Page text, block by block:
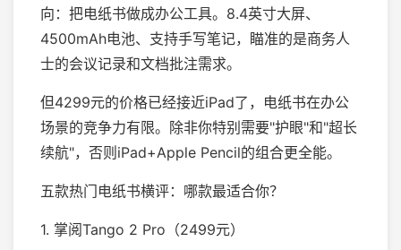
向：把电纸书做成办公工具。8.4英寸大屏、
4500mAh电池、支持手写笔记，瞄准的是商务人
士的会议记录和文档批注需求。
但4299元的价格已经接近iPad了，电纸书在办公
场景的竞争力有限。除非你特别需要"护眼"和"超长
续航"，否则iPad+Apple Pencil的组合更全能。
五款热门电纸书横评：哪款最适合你？
1. 掌阅Tango 2 Pro（2499元）